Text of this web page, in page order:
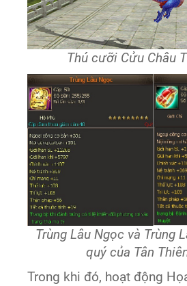
Thú cưỡi Cửu Châu
Trùng Lâu Ngọc và Trùng
quý của Tân
Trong khi đó, hoạt động